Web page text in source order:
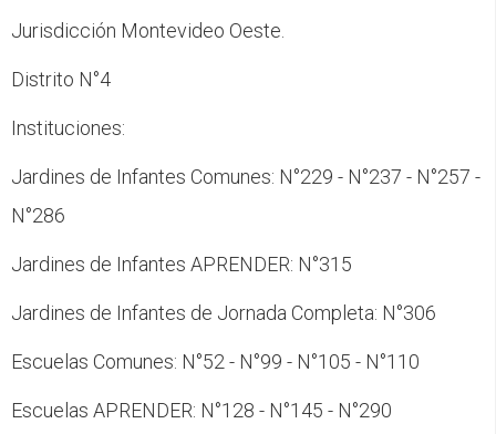
Jurisdicción Montevideo Oeste.
Distrito N°4
Instituciones:
Jardines de Infantes Comunes: N°229 - N°237 - N°257 -
N°286
Jardines de Infantes APRENDER: N°315
Jardines de Infantes de Jornada Completa: N°306
Escuelas Comunes: N°52 - N°99 - N°105 - N°110
Escuelas APRENDER: N°128 - N°145 - N°290